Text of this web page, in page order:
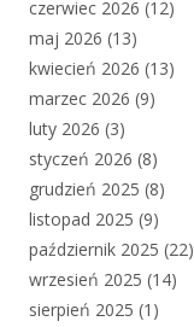
czerwiec 2026 (12)
maj 2026 (13)
kwiecień 2026 (13)
marzec 2026 (9)
luty 2026 (3)
styczeń 2026 (8)
grudzień 2025 (8)
listopad 2025 (9)
październik 2025 (22)
wrzesień 2025 (14)
sierpień 2025 (1)